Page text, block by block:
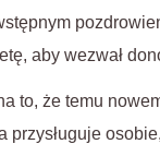
aby wezwał
to, że temu
przysługuje